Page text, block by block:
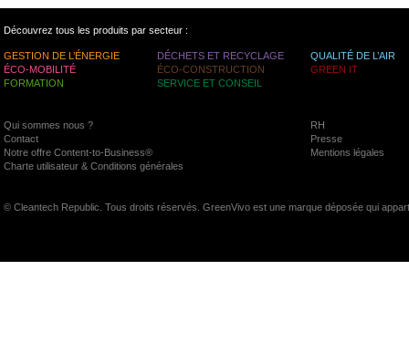
Découvrez tous les produits par secteur :
GESTION DE L’ÉNERGIE DÉCHETS ET RECYCLAGE
QUALITÉ DE L’AIR
ÉCO-MOBILITÉ
ÉCO-CONSTRUCTION
GREEN IT
FORMATION
SERVICE ET CONSEIL
Qui sommes nous ?
RH
Contact
Presse
Notre offre Content-to-Business®
Mentions légales
Charte utilisateur & Conditions générales
© Cleantech Republic. Tous droits réservés. GreenVivo est une marque déposée qui